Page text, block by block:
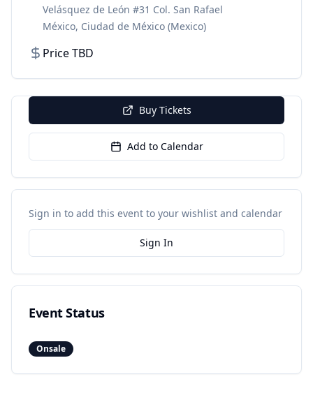
Velásquez de León #31 Col. San Rafael
México, Ciudad de México (Mexico)
Price TBD
Buy Tickets
Add to Calendar
Sign in to add this event to your wishlist and calendar
Sign In
Event Status
Onsale